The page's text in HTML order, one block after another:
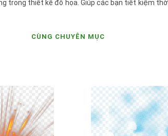
trong thiết kế đồ họa. Giúp các bạn tiết kiệm
CÙNG CHUYÊN MỤC